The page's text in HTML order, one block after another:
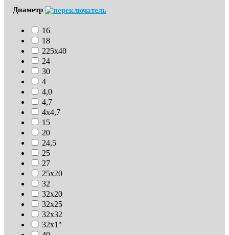
Диаметр
16
18
225х40
24
30
4
4,0
4,7
4х4,7
15
20
24,5
25
27
25х20
32
32х20
32х25
32х32
32х1"